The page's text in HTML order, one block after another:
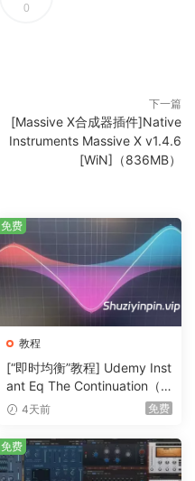
0
下一篇
[Massive X合成器插件]Native
Instruments Massive X v1.4.6
[WiN]（836MB）
教程
[“即时均衡”教程] Udemy Inst
ant Eq The Continuation（3
36MB）
4天前 免费
免费
免费